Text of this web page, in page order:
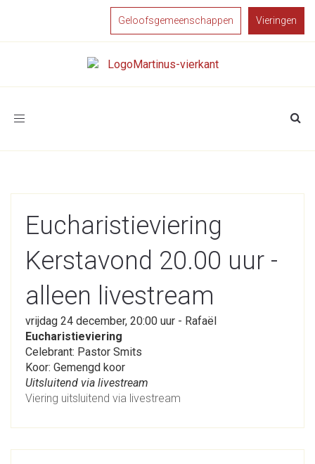
Geloofsgemeenschappen Vieringen
Toggle
Eucharistieviering
Kerstavond 20.00 uur -
alleen livestream
vrijdag 24 december, 20:00 uur - Rafaël
Eucharistieviering
Celebrant: Pastor Smits
Koor: Gemengd koor
Uitsluitend via livestream
Viering uitsluitend via livestream